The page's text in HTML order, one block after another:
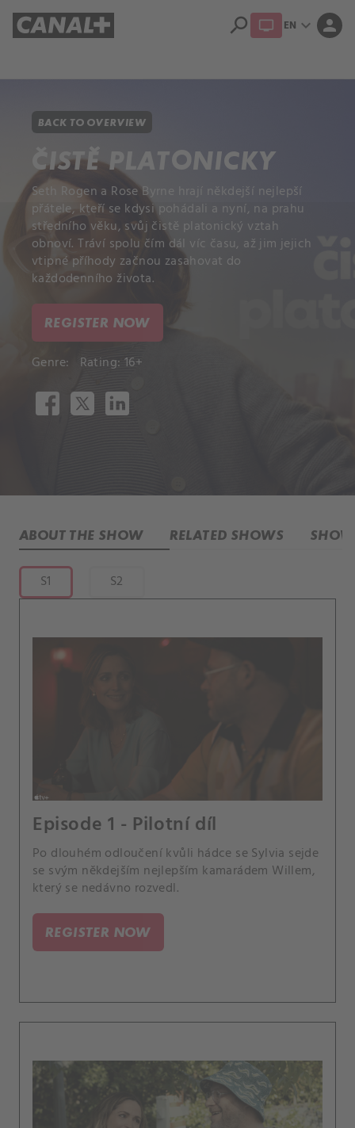
search EN expand_more person
BACK TO OVERVIEW
ČISTĚ PLATONICKY
Seth Rogen a Rose Byrne hrají někdejší nejlepší
přátele, kteří se kdysi pohádali a nyní, na prahu
středního věku, svůj čistě platonický vztah
obnoví. Tráví spolu čím dál víc času, až jim jejich
vtipné příhody začnou zasahovat do
každodenního života.
REGISTER NOW
Genre: Rating: 16+
ABOUT THE SHOW RELATED SHOWS
S1 S2
Episode 1 - Pilotní díl
Po dlouhém odloučení kvůli hádce se Sylvia sejde
se svým někdejším nejlepším kamarádem Willem,
který se nedávno rozvedl.
REGISTER NOW